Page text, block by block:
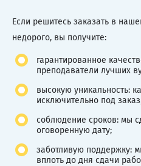
Если решитесь заказать в
недорого, вы получите:
гарантированное
преподаватели лучших
высокую уникальность:
исключительно под
соблюдение сроков: мы
оговоренную дату;
заботливую поддержку:
вплоть до дня сдачи